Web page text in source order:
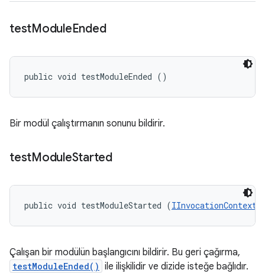
testModuleEnded
public void testModuleEnded ()
Bir modül çalıştırmanın sonunu bildirir.
testModuleStarted
public void testModuleStarted (IInvocationContext
Çalışan bir modülün başlangıcını bildirir. Bu geri çağırma,
testModuleEnded() ile ilişkilidir ve dizide isteğe bağlıdır.